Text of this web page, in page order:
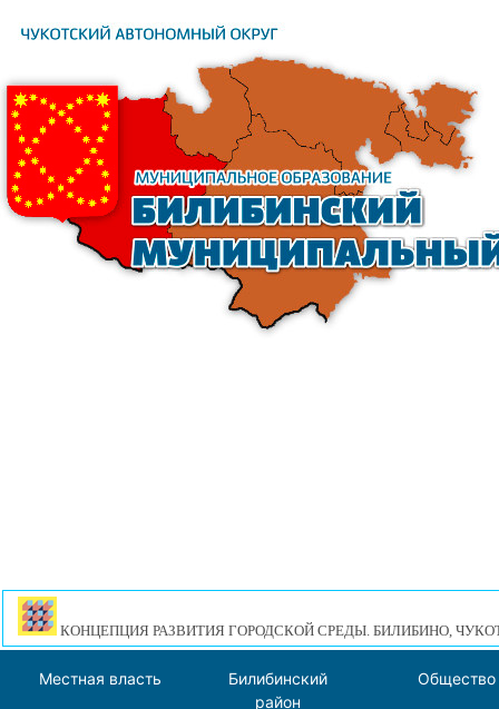
КОНЦЕПЦИЯ РАЗВИТИЯ ГОРОДСКОЙ СРЕДЫ. БИЛИБИНО,
Местная власть
Билибинский
район
Общество